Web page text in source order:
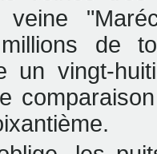
veine
de
un vingt-